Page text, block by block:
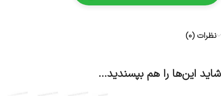
نظرات (0)
شاید این‌ها را هم بپسندید…